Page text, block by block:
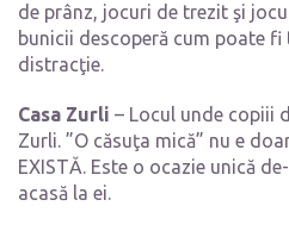
de prânz, jocuri de trezit şi
bunicii descoperă cum poate
distracţie.
Casa Zurli – Locul unde copiii
Zurli. ”O căsuţa mică” nu e
EXISTĂ. Este o ocazie unică
acasă la ei.